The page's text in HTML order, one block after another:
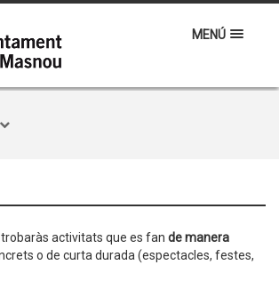
MENÚ
activitats que es fan de manera
o de curta durada (espectacles, festes,